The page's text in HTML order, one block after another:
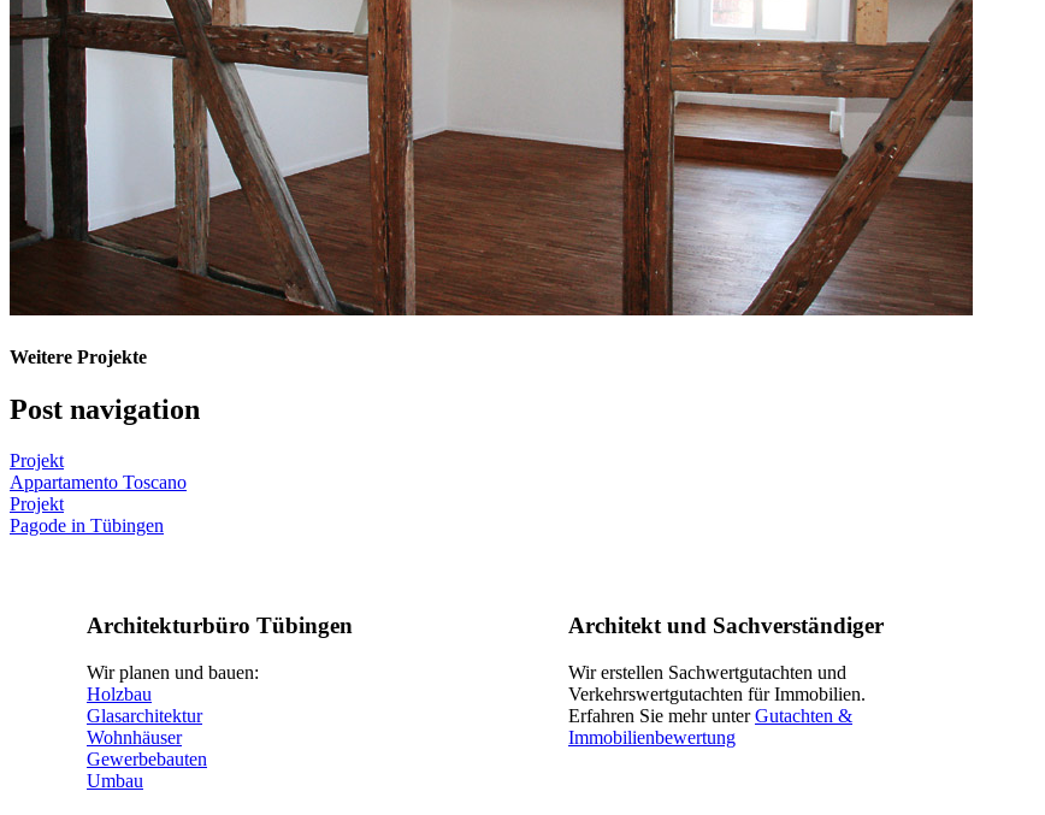
Weitere Projekte
Post navigation
Projekt
Appartamento Toscano
Projekt
Pagode in Tübingen
Architekturbüro Tübingen
Wir planen und bauen:
Holzbau
Glasarchitektur
Wohnhäuser
Gewerbebauten
Umbau
Architekt und Sachverständiger
Wir erstellen Sachwertgutachten und
Verkehrswertgutachten für Immobilien.
Erfahren Sie mehr unterGutachten &
Immobilienbewertung